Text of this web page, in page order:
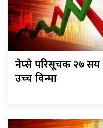
नेप्से परिसूचक २७
उच्च विन्दुमा